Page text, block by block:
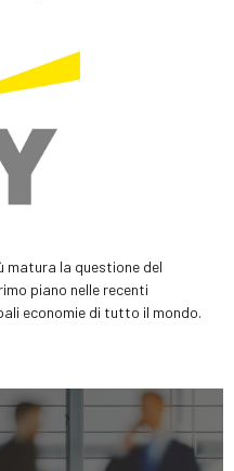
matura la questione del
piano nelle recenti
economie di tutto il mondo.